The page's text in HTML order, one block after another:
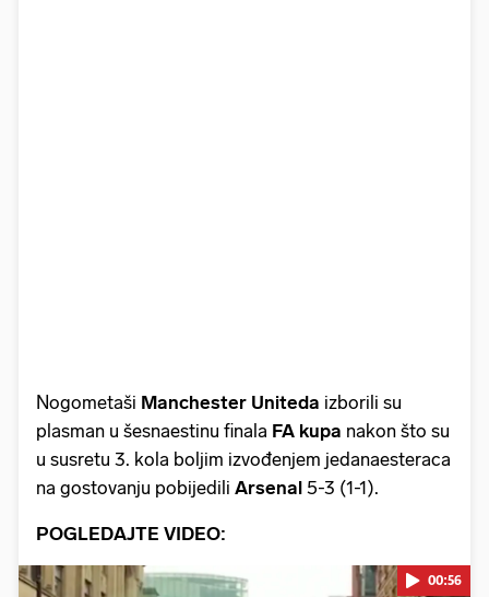
Nogometaši Manchester Uniteda izborili su
plasman u šesnaestinu finala FA kupa nakon što su
u susretu 3. kola boljim izvođenjem jedanaesteraca
na gostovanju pobijedili Arsenal 5-3 (1-1).
POGLEDAJTE VIDEO:
00:56